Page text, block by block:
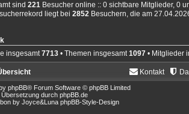
sind 221Besucher online :: 0 sichtbare Mitglieder, 0
liegt bei 2852Besuchern, die am
insgesamt7713• Themen insgesamt1097• Mitglieder
Kontakt
phpBB® Forum Software © phpBB Limited
Übersetzung durch phpBB.de
by Joyce&Luna phpBB-Style-Design